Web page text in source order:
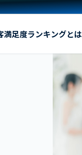
満足度ランキングとは